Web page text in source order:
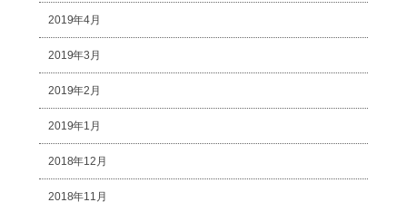
2019年4月
2019年3月
2019年2月
2019年1月
2018年12月
2018年11月